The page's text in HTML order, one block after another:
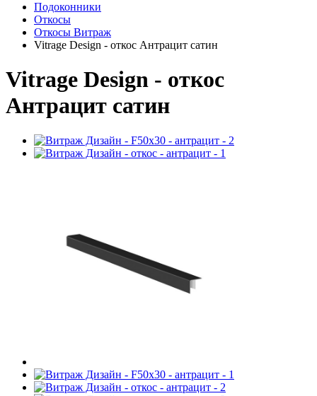
Подоконники
Откосы
Откосы Витраж
Vitrage Design - откос Антрацит сатин
Vitrage Design - откос
Антрацит сатин